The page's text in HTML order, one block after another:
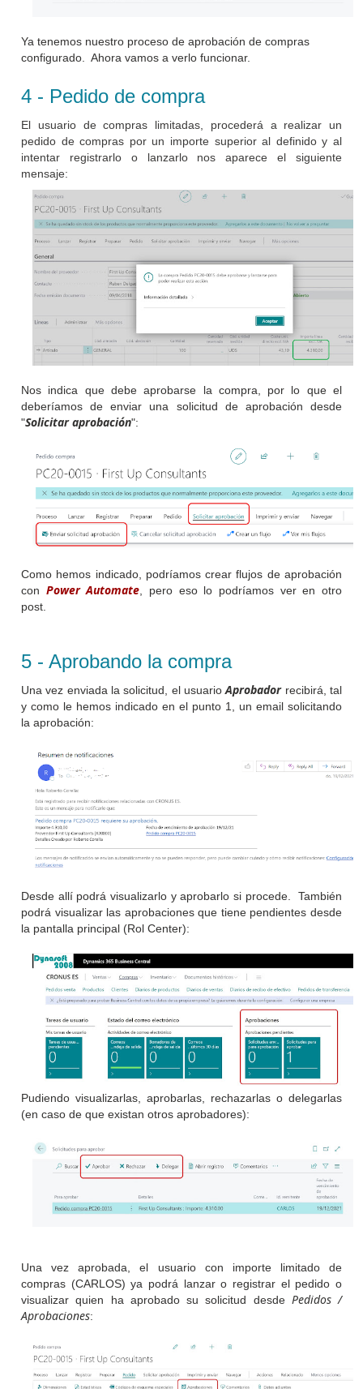
Ya tenemos nuestro proceso de aprobación de compras
configurado. Ahora vamos a verlo funcionar.
4 - Pedido de compra
El usuario de compras limitadas, procederá a realizar un
pedido de compras por un importe superior al definido y al
intentar registrarlo o lanzarlo nos aparece el siguiente
mensaje:
Nos indica que debe aprobarse la compra, por lo que el
deberíamos de enviar una solicitud de aprobación desde
"Solicitar aprobación":
Como hemos indicado, podríamos crear flujos de aprobación
con Power Automate , pero eso lo podríamos ver en otro
post.
5 - Aprobando la compra
Una vez enviada la solicitud, el usuarioAprobador recibirá, tal
y como le hemos indicado en el punto 1, un email solicitando
la aprobación:
Desde allí podrá visualizarlo y aprobarlo si procede. También
podrá visualizar las aprobaciones que tiene pendientes desde
la pantalla principal (Rol Center):
Pudiendo visualizarlas, aprobarlas, rechazarlas o delegarlas
(en caso de que existan otros aprobadores):
Una vez aprobada, el usuario con importe limitado de
compras (CARLOS) ya podrá lanzar o registrar el pedido o
visualizar quien ha aprobado su solicitud desde Pedidos /
Aprobaciones: